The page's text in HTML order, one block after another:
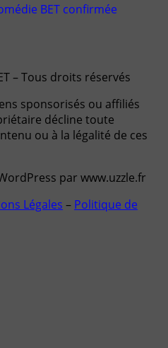
BET confirmée
– Tous droits réservés
sponsorisés ou affiliés
décline toute
ou à la légalité de ces
par www.uzzle.fr
Légales – Politique de